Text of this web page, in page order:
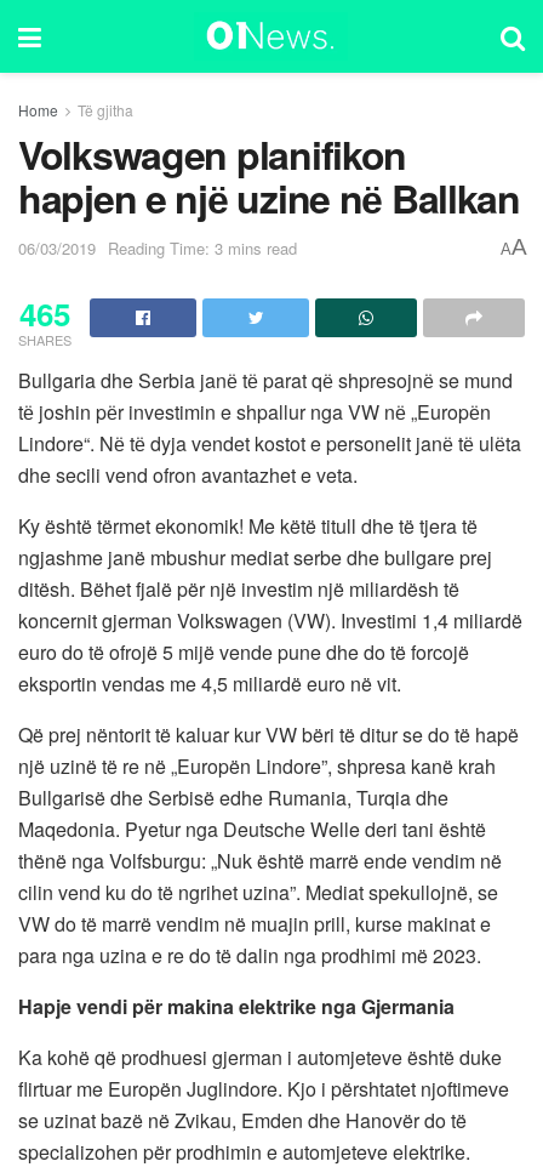
Home Të gjitha
Volkswagen planifikon
hapjen e njё uzine nё Ballkan
06/03/2019 Reading Time: 3 mins read AA
465
SHARES
Bullgaria dhe Serbia janё tё parat qё shpresojnё se mund
tё joshin pёr investimin e shpallur nga VW nё „Europёn
Lindore“. Nё tё dyja vendet kostot e personelit janё tё ulёta
dhe secili vend ofron avantazhet e veta.
Ky është tërmet ekonomik! Me këtë titull dhe të tjera të
ngjashme janë mbushur mediat serbe dhe bullgare prej
ditësh. Bëhet fjalë për një investim një miliardësh të
koncernit gjerman Volkswagen (VW). Investimi 1,4 miliardë
euro do të ofrojë 5 mijë vende pune dhe do të forcojë
eksportin vendas me 4,5 miliardë euro në vit.
Që prej nëntorit të kaluar kur VW bëri të ditur se do të hapë
një uzinë të re në „Europën Lindore”, shpresa kanë krah
Bullgarisë dhe Serbisë edhe Rumania, Turqia dhe
Maqedonia. Pyetur nga Deutsche Welle deri tani është
thënë nga Volfsburgu: „Nuk është marrë ende vendim në
cilin vend ku do të ngrihet uzina”. Mediat spekullojnë, se
VW do të marrë vendim në muajin prill, kurse makinat e
para nga uzina e re do të dalin nga prodhimi më 2023.
Hapje vendi për makina elektrike nga Gjermania
Ka kohë që prodhuesi gjerman i automjeteve është duke
flirtuar me Europën Juglindore. Kjo i përshtatet njoftimeve
se uzinat bazë në Zvikau, Emden dhe Hanovër do të
specializohen për prodhimin e automjeteve elektrike.